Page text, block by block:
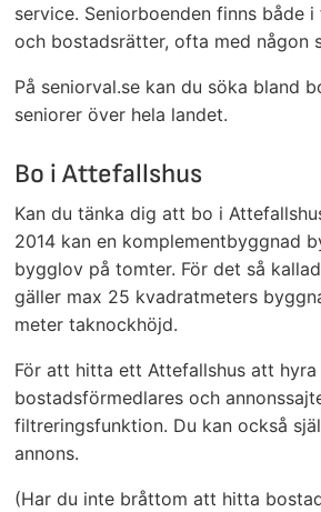
service. Seniorboenden finns både
och bostadsrätter, ofta med någon
På seniorval.se kan du söka bland
seniorer över hela landet.
Bo i Attefallshus
Kan du tänka dig att bo i
2014 kan en komplementbyggnad
bygglov på tomter. För det så
gäller max 25 kvadratmeters
meter taknockhöjd.
För att hitta ett Attefallshus att
bostadsförmedlares och
filtreringsfunktion. Du kan också
annons.
(Har du inte bråttom att hitta